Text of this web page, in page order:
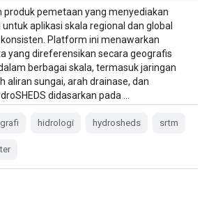
produk pemetaan yang menyediakan
aplikasi skala regional dan global
Platform ini menawarkan
yang direferensikan secara geografis
berbagai skala, termasuk jaringan
aliran sungai, arah drainase, dan
didasarkan pada …
hidrologi hydrosheds srtm